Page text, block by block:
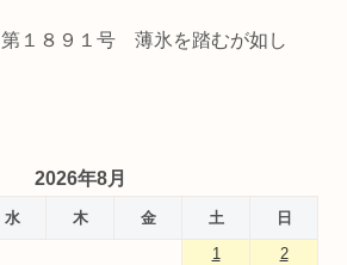
第１８９１号 薄氷を踏むが如し
2026年8月
水 木 金 土
日
1
2